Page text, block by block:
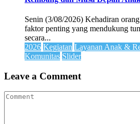
Senin (3/08/2026) Kehadiran
faktor penting yang mendukung
secara...
2026 Kegiatan Layanan Anak &
Komunitas Slider
Leave a Comment